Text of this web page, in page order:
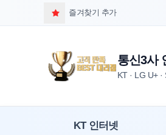
즐겨찾기 추가
통신3사
KT · LG U+
KT 인터넷